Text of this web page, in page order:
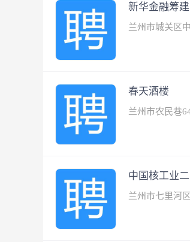
新华金融筹
兰州市城关区
春天酒楼
兰州市农民巷
中国核工业
兰州市七里河区